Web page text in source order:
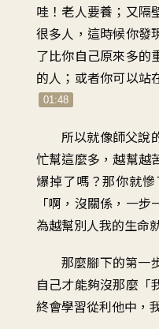
哇！老人要養；又隔
很多人，這時候你發
了比你自己原來多的
的人；或者你可以站
01:48
所以就像師父說
忙幫這麼多，越幫越
爆掉了嗎？那你就
「啊，沒關係，一
為越幫別人我的生命
那麼腳下的第一
自己才能夠沒那麼「
終會學習從利他中，